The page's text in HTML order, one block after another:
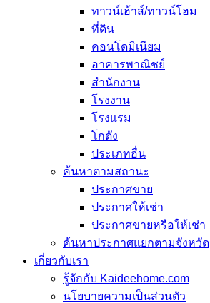
ทาวน์เฮ้าส์/ทาวน์โฮม
ที่ดิน
คอนโดมิเนียม
อาคารพาณิชย์
สำนักงาน
โรงงาน
โรงแรม
โกดัง
ประเภทอื่น
ค้นหาตามสถานะ
ประกาศขาย
ประกาศให้เช่า
ประกาศขายหรือให้เช่า
ค้นหาประกาศแยกตามจังหวัด
เกี่ยวกับเรา
รู้จักกับ Kaideehome.com
นโยบายความเป็นส่วนตัว